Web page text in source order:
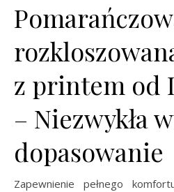
z printem od
– Niezwykła
dopasowanie
Zapewnienie pełnego